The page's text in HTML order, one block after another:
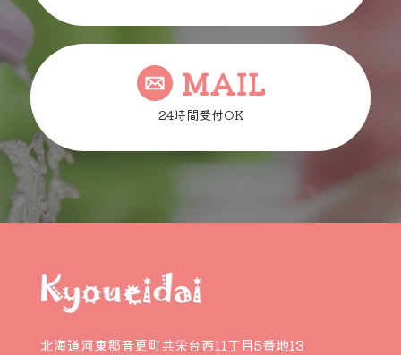
MAIL
24時間受付OK
北海道河東郡音更町共栄台西11丁目5番地13